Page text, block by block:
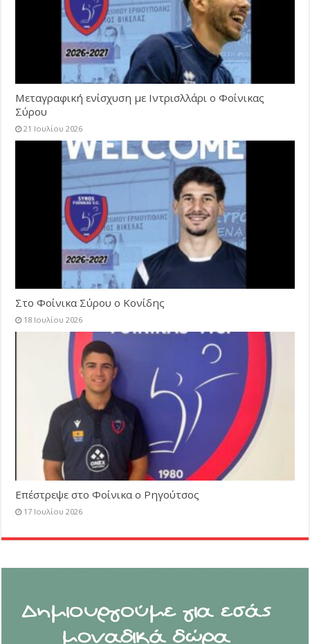
Μεταγραφική ενίσχυση με Ιντρισλλάρι ο Φοίνικας
Σύρου
21 Ιουλίου 2026
Στο Φοίνικα Σύρου ο Κονίδης
18 Ιουλίου 2026
Επέστρεψε στο Φοίνικα ο Ρηγούτσος
17 Ιουλίου 2026